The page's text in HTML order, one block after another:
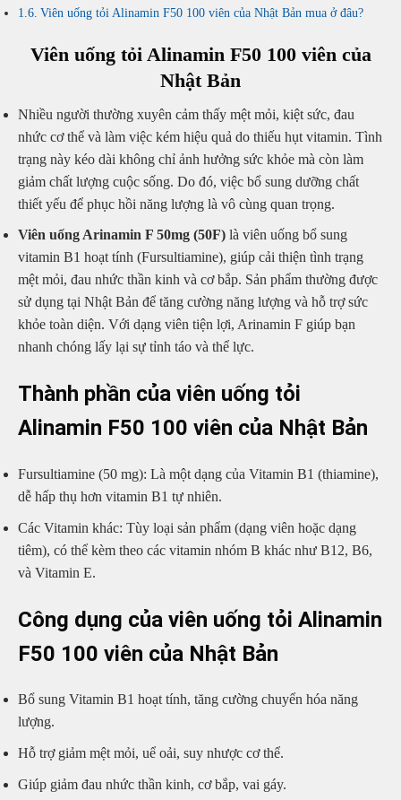
Viên uống tỏi Alinamin F50 100 viên của Nhật Bản mua ở đâu?
Viên uống tỏi Alinamin F50 100 viên của
Nhật Bản
Nhiều người thường xuyên cảm thấy mệt mỏi, kiệt sức, đau
nhức cơ thể và làm việc kém hiệu quả do thiếu hụt vitamin. Tình
trạng này kéo dài không chỉ ảnh hưởng sức khỏe mà còn làm
giảm chất lượng cuộc sống. Do đó, việc bổ sung dưỡng chất
thiết yếu để phục hồi năng lượng là vô cùng quan trọng.
Viên uống Arinamin F 50mg (50F) là viên uống bổ sung
vitamin B1 hoạt tính (Fursultiamine), giúp cải thiện tình trạng
mệt mỏi, đau nhức thần kinh và cơ bắp. Sản phẩm thường được
sử dụng tại Nhật Bản để tăng cường năng lượng và hỗ trợ sức
khỏe toàn diện. Với dạng viên tiện lợi, Arinamin F giúp bạn
nhanh chóng lấy lại sự tỉnh táo và thể lực.
Thành phần của viên uống tỏi
Alinamin F50 100 viên của Nhật Bản
Fursultiamine (50 mg): Là một dạng của Vitamin B1 (thiamine),
dễ hấp thụ hơn vitamin B1 tự nhiên.
Các Vitamin khác: Tùy loại sản phẩm (dạng viên hoặc dạng
tiêm), có thể kèm theo các vitamin nhóm B khác như B12, B6,
và Vitamin E.
Công dụng của viên uống tỏi Alinamin
F50 100 viên của Nhật Bản
Bổ sung Vitamin B1 hoạt tính, tăng cường chuyển hóa năng
lượng.
Hỗ trợ giảm mệt mỏi, uể oải, suy nhược cơ thể.
Giúp giảm đau nhức thần kinh, cơ bắp, vai gáy.